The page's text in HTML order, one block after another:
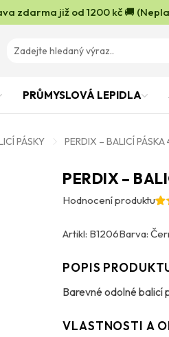
zdarma již od 1200 kč 🚚
PRŮMYSLOVÁ LEPIDLA
PÁSKY PERDIX – BALICÍ
PERDIX –
Hodnocení produktu
Artikl: B1206Barva:
POPIS
Barevné odolné balicí
VLASTNOSTI A